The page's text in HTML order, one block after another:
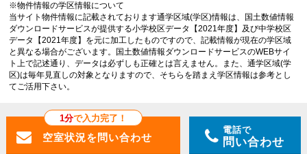
※物件情報の学区情報について
当サイト物件情報に記載されております通学区域(学区)情報は、国土数値情報
ダウンロードサービスが提供する小学校区データ【2021年度】及び中学校区
データ【2021年度】を元に加工したものですので、記載情報が現在の学区域
と異なる場合がございます。国土数値情報ダウンロードサービスのWEBサイ
ト上で記述通り、データは必ずしも正確とは言えません。また、通学区域(学
区)は毎年見直しの対象となりますので、そちらを踏まえ学区情報は参考とし
てご活用下さい。
1分で入力完了！
電話で
問い合わせ